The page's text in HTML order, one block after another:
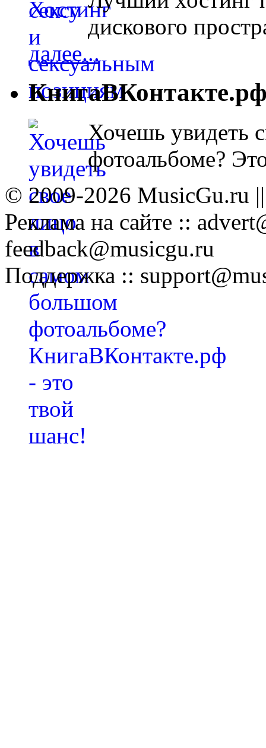
дискового
далее...
Хочешь увидеть
фотоальбоме?
© 2009-2026 MusicGu.ru
Реклама на сайте ::
feedback@musicgu.ru
Поддержка ::